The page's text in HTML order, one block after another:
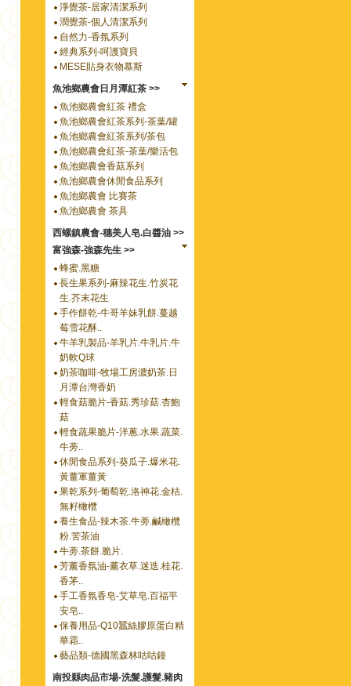
淨覺茶-居家清潔系列
潤覺茶-個人清潔系列
自然力-香氛系列
經典系列-呵護寶貝
MESE貼身衣物慕斯
魚池鄉農會日月潭紅茶 >>
魚池鄉農會紅茶 禮盒
魚池鄉農會紅茶系列-茶葉/罐
魚池鄉農會紅茶系列/茶包
魚池鄉農會紅茶-茶葉/樂活包
魚池鄉農會香菇系列
魚池鄉農會休閒食品系列
魚池鄉農會 比賽茶
魚池鄉農會 茶具
西螺鎮農會-穗美人皂.白醬油 >>
富強森-強森先生 >>
蜂蜜.黑糖
長生果系列-麻辣花生.竹炭花
生.芥末花生
手作餅乾-牛哥羊妹乳餅.蔓越
莓雪花酥..
牛羊乳製品-羊乳片.牛乳片.牛
奶軟Q球
奶茶咖啡-牧場工房濃奶茶.日
月潭台灣香奶
輕食菇脆片-香菇.秀珍菇.杏鮑
菇
輕食蔬果脆片-洋蔥.水果.蔬菜.
牛蒡..
休閒食品系列-葵瓜子.爆米花.
黃薑軍薑黃
果乾系列-葡萄乾.洛神花.金桔.
無籽橄欖
養生食品-辣木茶.牛蒡.鹹橄欖
粉.苦茶油
牛蒡.茶餅.脆片.
芳薰香氛油-薰衣草.迷迭.桂花.
香茅..
手工香氛香皂-艾草皂.百福平
安皂..
保養用品-Q10蠶絲膠原蛋白精
華霜..
藝品類-德國黑森林咕咕鐘
南投縣肉品市場-洗髮.護髮.豬肉